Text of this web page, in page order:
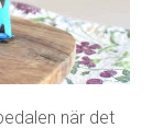
när det